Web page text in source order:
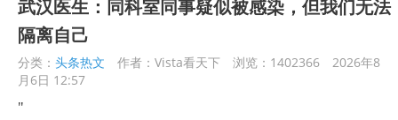
武汉医生：同科室同事疑似被感染，但我们无法
隔离自己
分类： 头条热文 作者：Vista看天下 浏览：1402366
2026年8
月6日 12:57
"